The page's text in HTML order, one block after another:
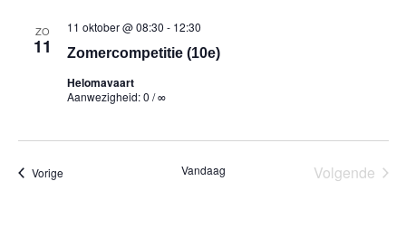
ZO
11 Zomercompetitie (10e)
11 oktober @ 08:30 - 12:30
Helomavaart
Aanwezigheid: 0 / ∞
VorigeEvenementen Vandaag Volgende